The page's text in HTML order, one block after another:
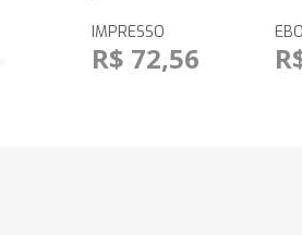
IMPRESSO
R$ 72,56